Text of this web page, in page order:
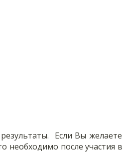
Если Вы желаете
необходимо после